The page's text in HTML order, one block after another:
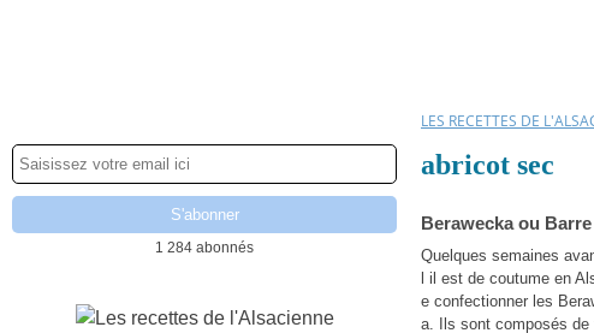
1 284 abonnés
LES RECETTES DE
abricot sec
Berawecka ou
Quelques semaines
l il est de coutume en
e confectionner les
a. Ils sont composés de